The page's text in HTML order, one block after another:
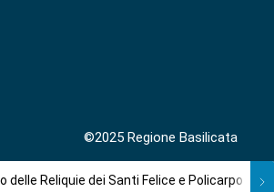
©2025 Regione Basilicata
delle Reliquie dei Santi Felice e Policarpo